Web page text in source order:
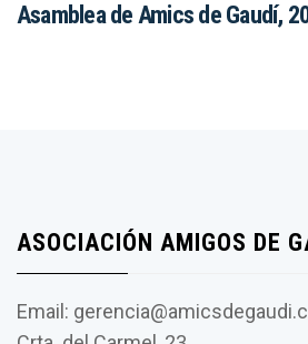
Asamblea de Amics de Gaudí,
ASOCIACIÓN AMIGOS DE
Email: